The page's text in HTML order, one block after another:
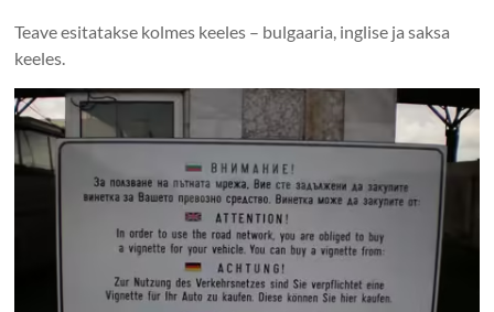
Teave esitatakse kolmes keeles – bulgaaria, inglise ja saksa
keeles.